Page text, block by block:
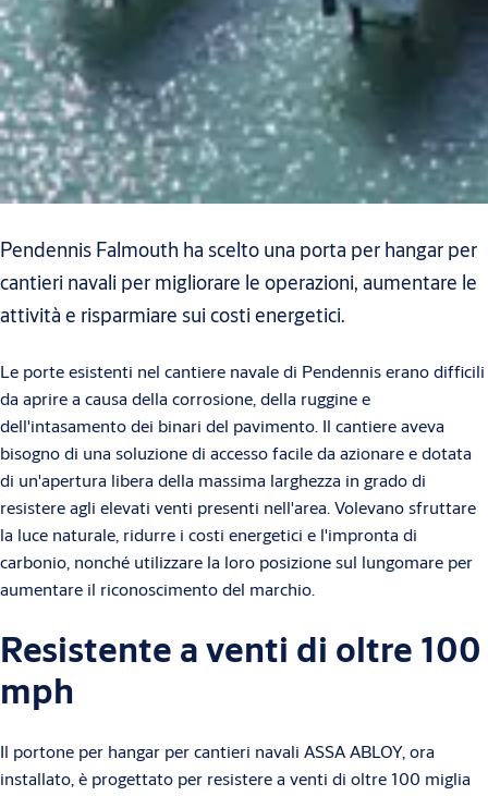
Pendennis Falmouth ha scelto una porta per hangar per
cantieri navali per migliorare le operazioni, aumentare le
attività e risparmiare sui costi energetici.
Le porte esistenti nel cantiere navale di Pendennis erano difficili
da aprire a causa della corrosione, della ruggine e
dell'intasamento dei binari del pavimento. Il cantiere aveva
bisogno di una soluzione di accesso facile da azionare e dotata
di un'apertura libera della massima larghezza in grado di
resistere agli elevati venti presenti nell'area. Volevano sfruttare
la luce naturale, ridurre i costi energetici e l'impronta di
carbonio, nonché utilizzare la loro posizione sul lungomare per
aumentare il riconoscimento del marchio.
Resistente a venti di oltre 100
mph
Il portone per hangar per cantieri navali ASSA ABLOY, ora
installato, è progettato per resistere a venti di oltre 100 miglia